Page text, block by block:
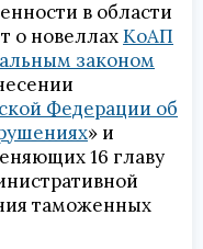
в области
о новеллахКоАП
законом
Федерации об
» и
16 главу
таможенных